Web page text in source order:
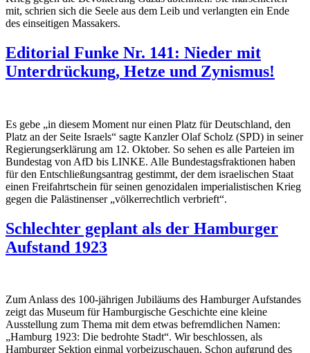
mit, schrien sich die Seele aus dem Leib und verlangten ein Ende
des einseitigen Massakers.
Editorial Funke Nr. 141: Nieder mit
Unterdrückung, Hetze und Zynismus!
Es gebe „in diesem Moment nur einen Platz für Deutschland, den
Platz an der Seite Israels“ sagte Kanzler Olaf Scholz (SPD) in seiner
Regierungserklärung am 12. Oktober. So sehen es alle Parteien im
Bundestag von AfD bis LINKE. Alle Bundestagsfraktionen haben
für den Entschließungsantrag gestimmt, der dem israelischen Staat
einen Freifahrtschein für seinen genozidalen imperialistischen Krieg
gegen die Palästinenser „völkerrechtlich verbrieft“.
Schlechter geplant als der Hamburger
Aufstand 1923
Zum Anlass des 100-jährigen Jubiläums des Hamburger Aufstandes
zeigt das Museum für Hamburgische Geschichte eine kleine
Ausstellung zum Thema mit dem etwas befremdlichen Namen:
„Hamburg 1923: Die bedrohte Stadt“. Wir beschlossen, als
Hamburger Sektion einmal vorbeizuschauen. Schon aufgrund des